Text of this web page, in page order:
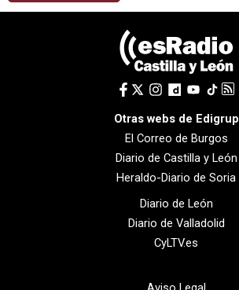
Otras webs de Edigrup
El Correo de Burgos
Diario de Castilla y León
Heraldo-Diario de Soria
Diario de León
Diario de Valladolid
CyLTV.es